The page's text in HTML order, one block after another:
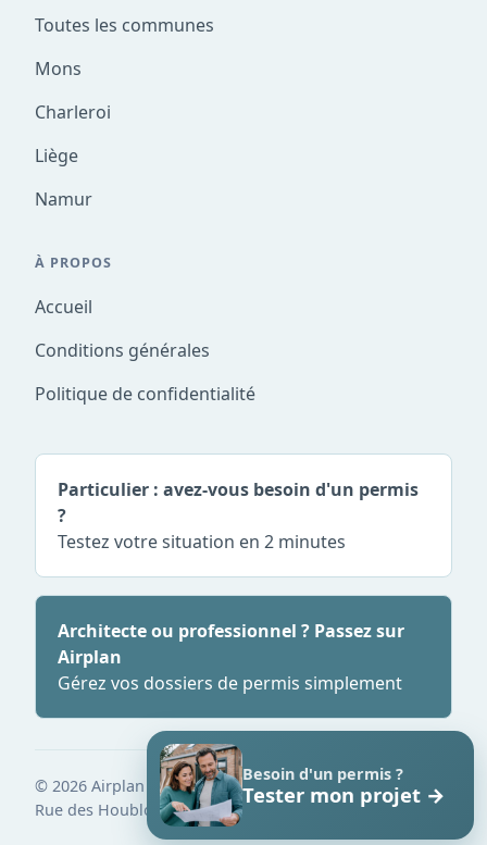
Besoin d'un permis ?
Tester mon projet →
Toutes les communes
Mons
Charleroi
Liège
Namur
À PROPOS
Accueil
Conditions générales
Politique de confidentialité
Particulier : avez-vous besoin d'un permis
?
Testez votre situation en 2 minutes
Architecte ou professionnel ? Passez sur
Airplan
Gérez vos dossiers de permis simplement
© 2026 Airplan SRL - BE 1007.333.716
Rue des Houblonnières 53, 4020 Liège Bruxelles · France